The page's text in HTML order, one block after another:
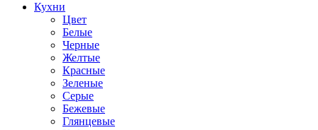
Кухни
Цвет
Белые
Черные
Желтые
Красные
Зеленые
Серые
Бежевые
Глянцевые